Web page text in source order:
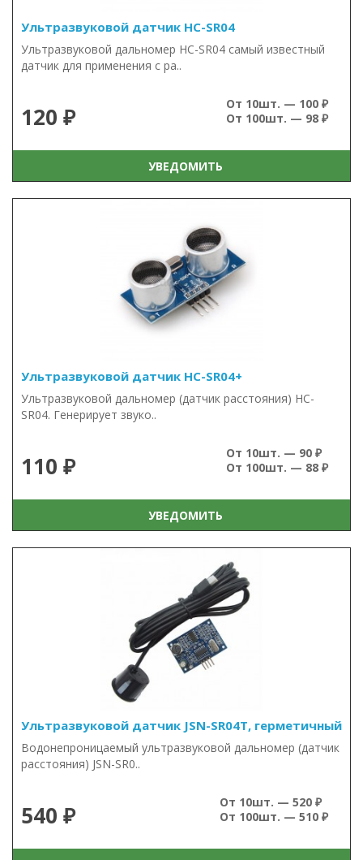
Ультразвуковой датчик HC-SR04
Ультразвуковой дальномер HC-SR04 самый известный
датчик для применения с ра..
120 ₽
От 10шт. — 100 ₽
От 100шт. — 98 ₽
УВЕДОМИТЬ
Ультразвуковой датчик HC-SR04+
Ультразвуковой дальномер (датчик расстояния) HC-
SR04. Генерирует звуко..
110 ₽
От 10шт. — 90 ₽
От 100шт. — 88 ₽
УВЕДОМИТЬ
Ультразвуковой датчик JSN-SR04T, герметичный
Водонепроницаемый ультразвуковой дальномер (датчик
расстояния) JSN-SR0..
540 ₽
От 10шт. — 520 ₽
От 100шт. — 510 ₽